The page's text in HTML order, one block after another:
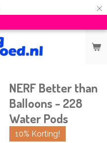
×
NERF Better than
Balloons - 228
Water Pods
10% Korting!